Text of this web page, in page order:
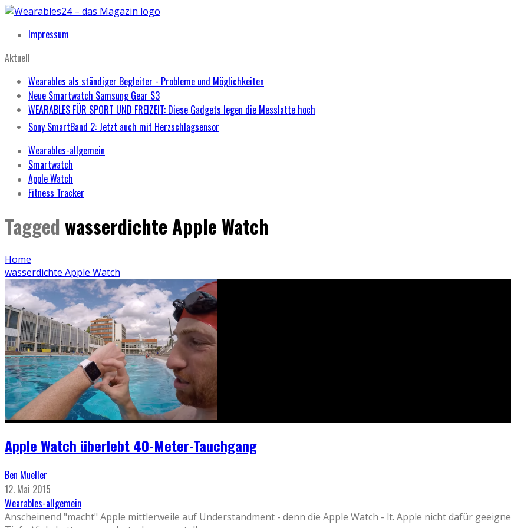
Impressum
Aktuell
Wearables als ständiger Begleiter - Probleme und Möglichkeiten
Neue Smartwatch Samsung Gear S3
WEARABLES FÜR SPORT UND FREIZEIT: Diese Gadgets legen die Messlatte hoch
Sony SmartBand 2: Jetzt auch mit Herzschlagsensor
Wearables-allgemein
Smartwatch
Apple Watch
Fitness Tracker
Tagged wasserdichte Apple Watch
Home
wasserdichte Apple Watch
Apple Watch überlebt 40-Meter-Tauchgang
Ben Mueller
12. Mai 2015
Wearables-allgemein
Anscheinend "macht" Apple mittlerweile auf Understandment - denn die Apple Watch - lt. Apple nicht dafür